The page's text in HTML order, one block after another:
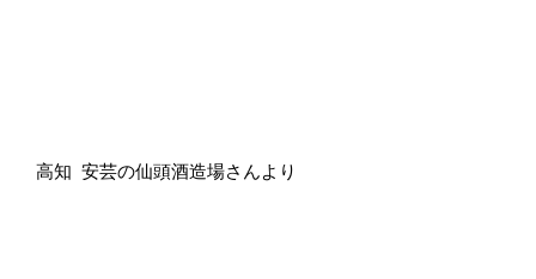
高知 安芸の仙頭酒造場さんより